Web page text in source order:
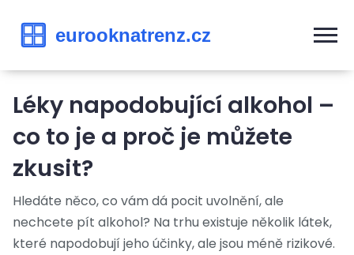
Léky napodobující alkohol –
co to je a proč je můžete
zkusit?
Hledáte něco, co vám dá pocit uvolnění, ale
nechcete pít alkohol? Na trhu existuje několik látek,
které napodobují jeho účinky, ale jsou méně rizikové.